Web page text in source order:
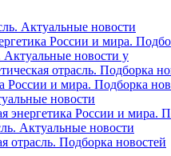
Актуальные новости
России и мира.
Актуальные новости у
отрасль. Подборка
России и мира. Подборка
новости
энергетика России и мира.
Актуальные новости
отрасль. Подборка новостей